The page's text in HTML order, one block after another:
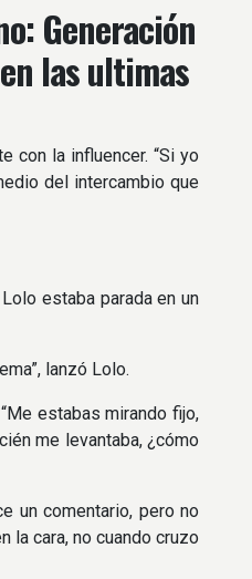
Generación
las ultimas
con la influencer. “Si yo
del intercambio que
estaba parada en un
lanzó Lolo.
estabas mirando fijo,
me levantaba, ¿cómo
un comentario, pero no
la cara, no cuando cruzo